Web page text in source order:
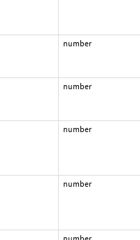
number
number
number
number